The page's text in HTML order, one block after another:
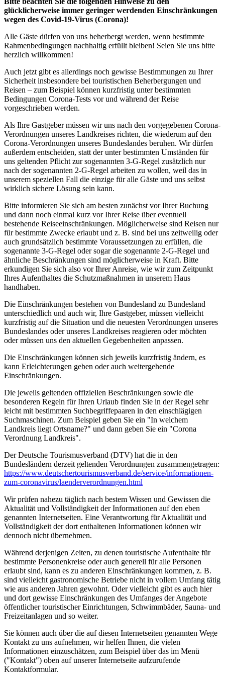
glücklicherweise immer geringer werdenden Einschränkungen
wegen des Covid-19-Virus (Corona)!
Alle Gäste dürfen von uns beherbergt werden, wenn bestimmte
Rahmenbedingungen nachhaltig erfüllt bleiben! Seien Sie uns bitte
herzlich willkommen!
Auch jetzt gibt es allerdings noch gewisse Bestimmungen zu Ihrer
Sicherheit insbesondere bei touristischen Beherbergungen und
Reisen – zum Beispiel können kurzfristig unter bestimmten
Bedingungen Corona-Tests vor und während der Reise
vorgeschrieben werden.
Als Ihre Gastgeber müssen wir uns nach den vorgegebenen Corona-
Verordnungen unseres Landkreises richten, die wiederum auf den
Corona-Verordnungen unseres Bundeslandes beruhen. Wir dürfen
außerdem entscheiden, statt der unter bestimmten Umständen für
uns geltenden Pflicht zur sogenannten 3-G-Regel zusätzlich nur
nach der sogenannten 2-G-Regel arbeiten zu wollen, weil das in
unserem speziellen Fall die einzige für alle Gäste und uns selbst
wirklich sichere Lösung sein kann.
Bitte informieren Sie sich am besten zunächst vor Ihrer Buchung
und dann noch einmal kurz vor Ihrer Reise über eventuell
bestehende Reiseeinschränkungen. Möglicherweise sind Reisen nur
für bestimmte Zwecke erlaubt und z. B. sind bei uns zeitweilig oder
auch grundsätzlich bestimmte Voraussetzungen zu erfüllen, die
sogenannte 3-G-Regel oder sogar die sogenannte 2-G-Regel und
ähnliche Beschränkungen sind möglicherweise in Kraft. Bitte
erkundigen Sie sich also vor Ihrer Anreise, wie wir zum Zeitpunkt
Ihres Aufenthaltes die Schutzmaßnahmen in unserem Haus
handhaben.
Die Einschränkungen bestehen von Bundesland zu Bundesland
unterschiedlich und auch wir, Ihre Gastgeber, müssen vielleicht
kurzfristig auf die Situation und die neuesten Verordnungen unseres
Bundeslandes oder unseres Landkreises reagieren oder möchten
oder müssen uns den aktuellen Gegebenheiten anpassen.
Die Einschränkungen können sich jeweils kurzfristig ändern, es
kann Erleichterungen geben oder auch weitergehende
Einschränkungen.
Die jeweils geltenden offiziellen Beschränkungen sowie die
besonderen Regeln für Ihren Urlaub finden Sie in der Regel sehr
leicht mit bestimmten Suchbegriffepaaren in den einschlägigen
Suchmaschinen. Zum Beispiel geben Sie ein "In welchem
Landkreis liegt Ortsname?" und dann geben Sie ein "Corona
Verordnung Landkreis".
Der Deutsche Tourismusverband (DTV) hat die in den
Bundesländern derzeit geltenden Verordnungen zusammengetragen:
https://www.deutscher­tourismusverband.de/­service/­informationen-
zum-coronavirus/­laenderverordnungen.html
Wir prüfen nahezu täglich nach bestem Wissen und Gewissen die
Aktualität und Vollständigkeit der Informationen auf den eben
genannten Internetseiten. Eine Verantwortung für Aktualität und
Vollständigkeit der dort enthaltenen Informationen können wir
dennoch nicht übernehmen.
Während derjenigen Zeiten, zu denen touristische Aufenthalte für
bestimmte Personenkreise oder auch generell für alle Personen
erlaubt sind, kann es zu anderen Einschränkungen kommen, z. B.
sind vielleicht gastronomische Betriebe nicht in vollem Umfang tätig
wie aus anderen Jahren gewohnt. Oder vielleicht gibt es auch hier
und dort gewisse Einschränkungen des Umfanges der Angebote
öffentlicher touristischer Einrichtungen, Schwimmbäder, Sauna- und
Freizeitanlagen und so weiter.
Sie können auch über die auf diesen Internetseiten genannten Wege
Kontakt zu uns aufnehmen, wir helfen Ihnen, die vielen
Informationen einzuschätzen, zum Beispiel über das im Menü
("Kontakt") oben auf unserer Internetseite aufzurufende
Kontaktformular.